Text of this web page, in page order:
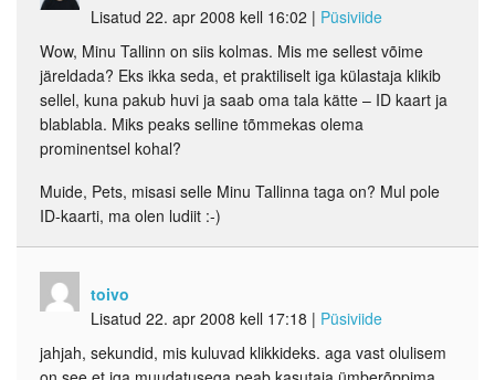
Lisatud 22. apr 2008 kell 16:02 | Püsiviide
Wow, Minu Tallinn on siis kolmas. Mis me sellest võime
järeldada? Eks ikka seda, et praktiliselt iga külastaja klikib
sellel, kuna pakub huvi ja saab oma tala kätte – ID kaart ja
blablabla. Miks peaks selline tõmmekas olema
prominentsel kohal?
Muide, Pets, misasi selle Minu Tallinna taga on? Mul pole
ID-kaarti, ma olen ludiit :-)
toivo
Lisatud 22. apr 2008 kell 17:18 | Püsiviide
jahjah, sekundid, mis kuluvad klikkideks. aga vast olulisem